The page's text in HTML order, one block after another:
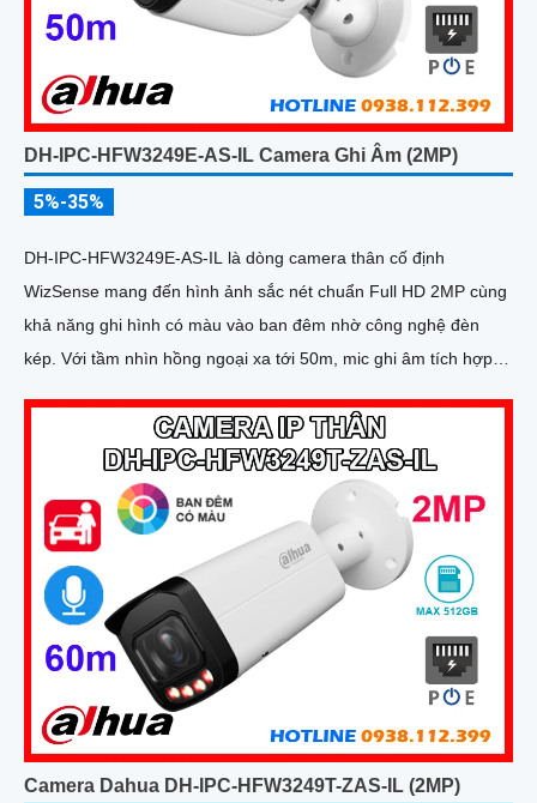
DH-IPC-HFW3249E-AS-IL Camera Ghi Âm (2MP)
5%-35%
DH-IPC-HFW3249E-AS-IL là dòng camera thân cố định
WizSense mang đến hình ảnh sắc nét chuẩn Full HD 2MP cùng
khả năng ghi hình có màu vào ban đêm nhờ công nghệ đèn
kép. Với tầm nhìn hồng ngoại xa tới 50m, mic ghi âm tích hợp
hiệu quả và giảm thiểu cảnh báo giả, hỗ trợ khe thẻ nhớ lên đến
512GB, chuẩn chống nước IP67 giá rẻ
Camera Dahua DH-IPC-HFW3249T-ZAS-IL (2MP)